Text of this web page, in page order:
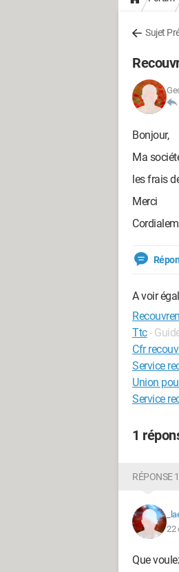
Sujet
Bonjour,
Ma
les frais
Merci
A voir
Ttc-
Cfr
Service
Union
Service
1
RÉPONSE
22
Que